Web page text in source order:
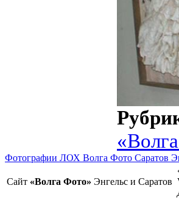
Фотографии ЛОХ Волга Фото Саратов
Сайт «Волга Фото» Энгельс и Саратов